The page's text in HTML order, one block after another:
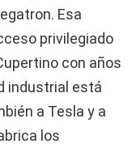
Esa
privilegiado
con años
industrial está
a Tesla y a
los